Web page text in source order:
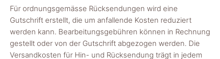
Für ordnungsgemässe Rücksendungen wird eine
Gutschrift erstellt, die um anfallende Kosten reduziert
werden kann. Bearbeitungsgebühren können in Rechnung
gestellt oder von der Gutschrift abgezogen werden. Die
Versandkosten für Hin- und Rücksendung trägt in jedem